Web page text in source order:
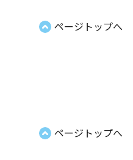
ページトップへ
ページトップへ